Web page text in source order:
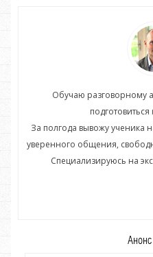
Обучаю разговорному
подготовиться
За полгода вывожу ученика
уверенного общения,
Специализируюсь на
Анонс